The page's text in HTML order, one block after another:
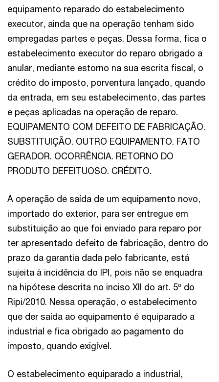
equipamento reparado do estabelecimento
executor, ainda que na operação tenham sido
empregadas partes e peças. Dessa forma, fica o
estabelecimento executor do reparo obrigado a
anular, mediante estorno na sua escrita fiscal, o
crédito do imposto, porventura lançado, quando
da entrada, em seu estabelecimento, das partes
e peças aplicadas na operação de reparo.
EQUIPAMENTO COM DEFEITO DE FABRICAÇÃO.
SUBSTITUIÇÃO. OUTRO EQUIPAMENTO. FATO
GERADOR. OCORRÊNCIA. RETORNO DO
PRODUTO DEFEITUOSO. CRÉDITO.
A operação de saída de um equipamento novo,
importado do exterior, para ser entregue em
substituição ao que foi enviado para reparo por
ter apresentado defeito de fabricação, dentro do
prazo da garantia dada pelo fabricante, está
sujeita à incidência do IPI, pois não se enquadra
na hipótese descrita no inciso XII do art. 5º do
Ripi/2010. Nessa operação, o estabelecimento
que der saída ao equipamento é equiparado a
industrial e fica obrigado ao pagamento do
imposto, quando exigível.
O estabelecimento equiparado a industrial,